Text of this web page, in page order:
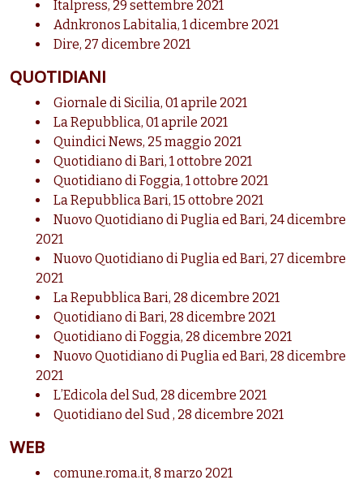
Italpress, 29 settembre 2021
Adnkronos Labitalia, 1 dicembre 2021
Dire, 27 dicembre 2021
QUOTIDIANI
Giornale di Sicilia, 01 aprile 2021
La Repubblica, 01 aprile 2021
Quindici News, 25 maggio 2021
Quotidiano di Bari, 1 ottobre 2021
Quotidiano di Foggia, 1 ottobre 2021
La Repubblica Bari, 15 ottobre 2021
Nuovo Quotidiano di Puglia ed Bari, 24 dicembre
2021
Nuovo Quotidiano di Puglia ed Bari, 27 dicembre
2021
La Repubblica Bari, 28 dicembre 2021
Quotidiano di Bari, 28 dicembre 2021
Quotidiano di Foggia, 28 dicembre 2021
Nuovo Quotidiano di Puglia ed Bari, 28 dicembre
2021
L’Edicola del Sud, 28 dicembre 2021
Quotidiano del Sud , 28 dicembre 2021
WEB
comune.roma.it, 8 marzo 2021